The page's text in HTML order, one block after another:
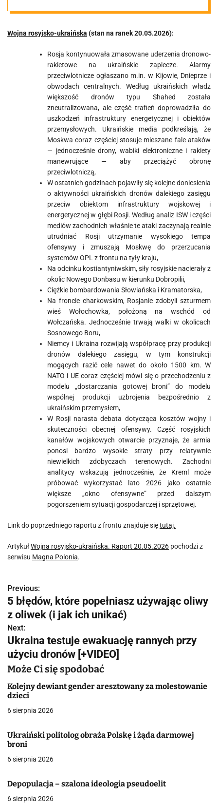
20.05.2026
Wojna rosyjsko-ukraińska (stan na ranek 20.05.2026):
Rosja kontynuowała zmasowane uderzenia dronowo-
rakietowe na ukraińskie zaplecze. Alarmy
przeciwlotnicze ogłaszano m.in. w Kijowie, Dnieprze i
obwodach centralnych. Według ukraińskich władz
większość dronów typu Shahed została
zneutralizowana, ale część trafień doprowadziła do
uszkodzeń infrastruktury energetycznej i obiektów
przemysłowych. Ukraińskie media podkreślają, że
Moskwa coraz częściej stosuje mieszane fale ataków
— jednocześnie drony, wabiki elektroniczne i rakiety
manewrujące — aby przeciążyć obronę
przeciwlotniczą,
W ostatnich godzinach pojawiły się kolejne doniesienia
o aktywności ukraińskich dronów dalekiego zasięgu
przeciw obiektom infrastruktury wojskowej i
energetycznej w głębi Rosji. Według analiz ISW i części
mediów zachodnich właśnie te ataki zaczynają realnie
utrudniać Rosji utrzymanie wysokiego tempa
ofensywy i zmuszają Moskwę do przerzucania
systemów OPL z frontu na tyły kraju,
Na odcinku kostiantyniwskim, siły rosyjskie nacierały z
okolic Nowego Donbasu w kierunku Dobropilii,
Ciężkie bombardowania Słowiańska i Kramatorska,
Na froncie charkowskim, Rosjanie zdobyli szturmem
wieś Wołochowka, położoną na wschód od
Wołczańska. Jednocześnie trwają walki w okolicach
Sosnowego Boru,
Niemcy i Ukraina rozwijają współpracę przy produkcji
dronów dalekiego zasięgu, w tym konstrukcji
mogących razić cele nawet do około 1500 km. W
NATO i UE coraz częściej mówi się o przechodzeniu z
modelu „dostarczania gotowej broni” do modelu
wspólnej produkcji uzbrojenia bezpośrednio z
ukraińskim przemysłem,
W Rosji narasta debata dotycząca kosztów wojny i
skuteczności obecnej ofensywy. Część rosyjskich
kanałów wojskowych otwarcie przyznaje, że armia
ponosi bardzo wysokie straty przy relatywnie
niewielkich zdobyczach terenowych. Zachodni
analitycy wskazują jednocześnie, że Kreml może
próbować wykorzystać lato 2026 jako ostatnie
większe „okno ofensywne” przed dalszym
pogorszeniem sytuacji gospodarczej i sprzętowej.
Link do poprzedniego raportu z frontu znajduje siętutaj.
ArtykułWojna rosyjsko-ukraińska. Raport 20.05.2026 pochodzi z
serwisu Magna Polonia.
N
a
w
i
g
a
c
a
w
i
Previous:
5 błędów, które popełniasz używając oliwy
z oliwek (i jak ich unikać)
Next:
Ukraina testuje ewakuację rannych przy
użyciu dronów [+VIDEO]
Może Ci się spodobać
Kolejny dewiant gender aresztowany za molestowanie
dzieci
6 sierpnia 2026
Ukraiński politolog obraża Polskę i żąda darmowej
broni
6 sierpnia 2026
Depopulacja – szalona ideologia pseudoelit
6 sierpnia 2026